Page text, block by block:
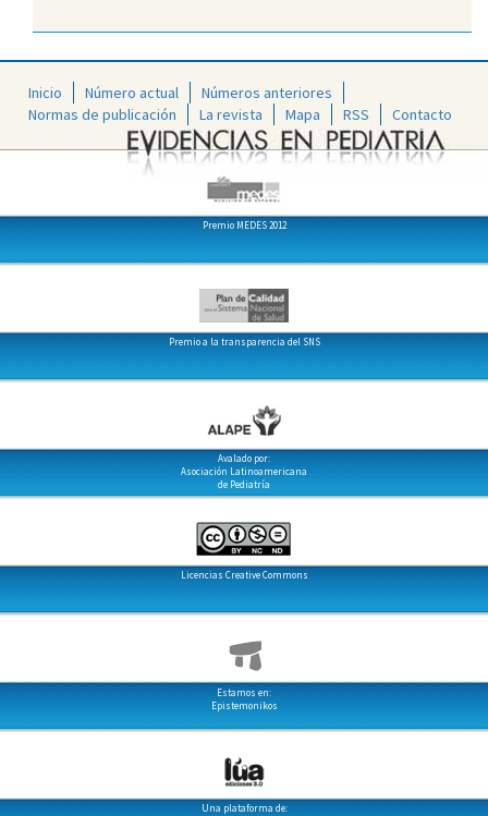
Inicio Número actual
Números anteriores
Normas de publicación
La revista Mapa RSS Contacto
Premio MEDES 2012
Premio a la transparencia del SNS
Avalado por:
Asociación Latinoamericana
de Pediatría
Licencias Creative Commons
Estamos en:
Epistemonikos
Una plataforma de: